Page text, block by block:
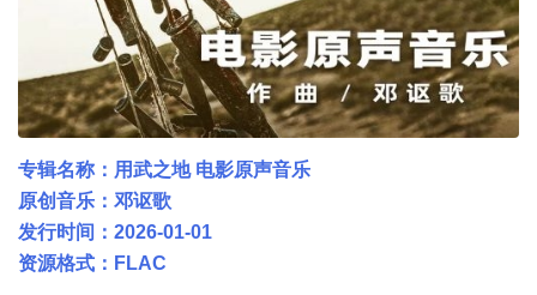
专辑名称：用武之地 电影原声音乐
原创音乐：邓讴歌
发行时间：2026-01-01
资源格式：FLAC